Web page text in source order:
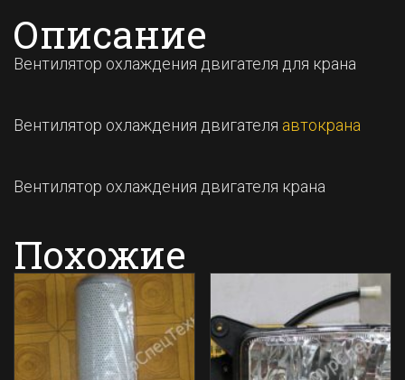
Описание
Вентилятор охлаждения двигателя для крана
Вентилятор охлаждения двигателя автокрана
Вентилятор охлаждения двигателя крана
Похожие